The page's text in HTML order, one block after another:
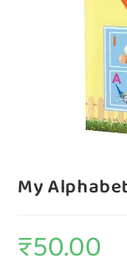
My
₹50.00